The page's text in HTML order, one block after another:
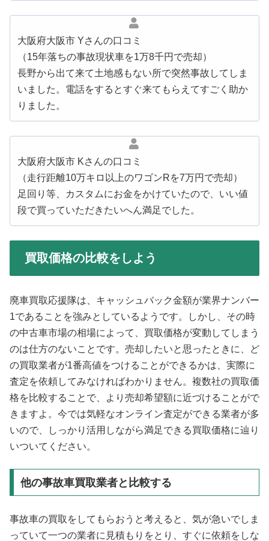
大阪府大阪市 Yさんの口コミ
（15年落ちの事故現状車を1万8千円で売却）
長野から出て来て土地感もない所で突然事故してしま
いました。電話をするとすぐ来てもらえてすごく助か
りました。
大阪府大阪市 Kさんの口コミ
（走行距離10万キロ以上のワゴンRを7万円で売却）
足回り等、カスタムにお金をかけていたので、いい値
段で買っていただきたいへん満足でした。
買取価格の比較をしよう
廃車買取応援隊は、キャッシュバック金額が業界ナンバー
1であることを強みとしているようです。しかし、その時
の中古車市場の相場によって、買取価格が変動してしまう
のは仕方のないことです。売却したいと思ったときに、ど
の買取業者が1番高値をつけることができるかは、実際に
査定を依頼してみなければわかりません。複数社の買取価
格を比較することで、より売却希望額に近づけることがで
きますよ。今では気軽なオンライン査定ができる業者が多
いので、しっかり活用しながら満足できる買取価格に辿り
いついてください。
他の事故車買取業者と比較する
事故車の買取をしてもらおうと考えると、気が急いでしま
っていて一つの業者に見積もりをとり、すぐに依頼をしな